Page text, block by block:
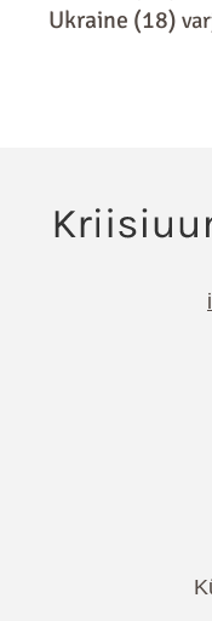
Ukraine (18)